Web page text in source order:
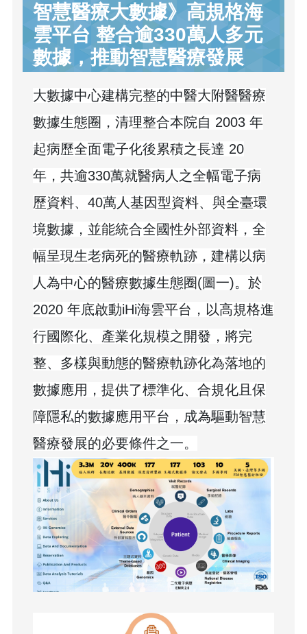
智慧醫療大數據》高規格海
雲平台 整合逾330萬人多元
數據，推動智慧醫療發展
大數據中心建構完整的中醫大附醫醫療
數據生態圈，清理整合本院自 2003 年
起病歷全面電子化後累積之長達 20
年，共逾330萬就醫病人之全幅電子病
歷資料、40萬人基因型資料、與全臺環
境數據，並能統合全國性外部資料，全
幅呈現生老病死的醫療軌跡，建構以病
人為中心的醫療數據生態圈(圖一)。於
2020 年底啟動iHi海雲平台，以高規格進
行國際化、產業化規模之開發，將完
整、多樣與動態的醫療軌跡化為落地的
數據應用，提供了標準化、合規化且保
障隱私的數據應用平台，成為驅動智慧
醫療發展的必要條件之一。